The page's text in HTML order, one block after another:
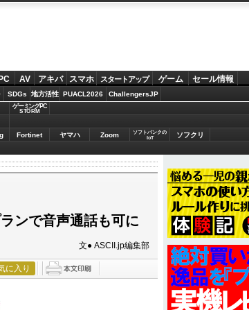
AV アキバ スマホ スタートアップ ゲーム セール情報
SDGs 地方活性 PUACL2026 ChallengersJP
ゲーミングPC
STORM
Fortinet ヤマハ Zoom
ソフトバンクの
IoT
ソフクリ
ンで音声通話も可に
文● ASCII.jp編集部
に入り